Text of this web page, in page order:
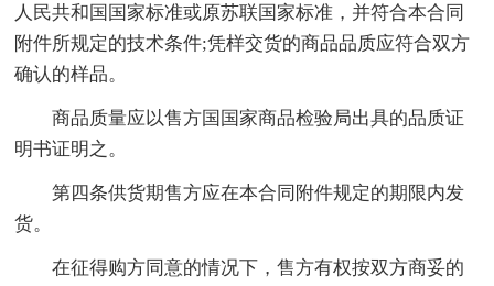
人民共和国国家标准或原苏联国家标准，并符合本合同
附件所规定的技术条件;凭样交货的商品品质应符合双方
确认的样品。
商品质量应以售方国国家商品检验局出具的品质证
明书证明之。
第四条供货期售方应在本合同附件规定的期限内发
货。
在征得购方同意的情况下，售方有权按双方商妥的